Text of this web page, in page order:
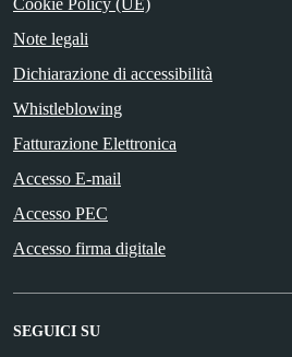
Note legali
Dichiarazione di accessibilità
Whistleblowing
Fatturazione Elettronica
Accesso E-mail
Accesso PEC
Accesso firma digitale
SEGUICI SU